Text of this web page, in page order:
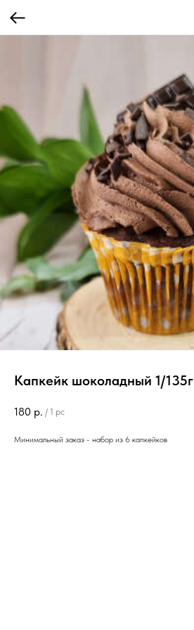
Капкейк шоколадный 1/135г
180 р. / 1 pc
Минимальный заказ - набор из 6 капкейков